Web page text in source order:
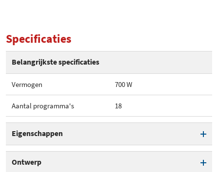
Specificaties
Belangrijkste specificaties
Vermogen 700 W
Aantal programma's 18
Eigenschappen
Ontwerp